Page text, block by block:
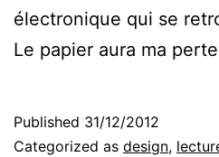
électronique qui se
Le papier aura ma
Published 31/12/2012
Categorized as design,